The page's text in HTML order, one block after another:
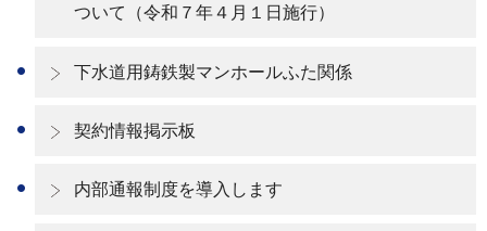
ついて（令和７年４月１日施行）
下水道用鋳鉄製マンホールふた関係
契約情報掲示板
内部通報制度を導入します